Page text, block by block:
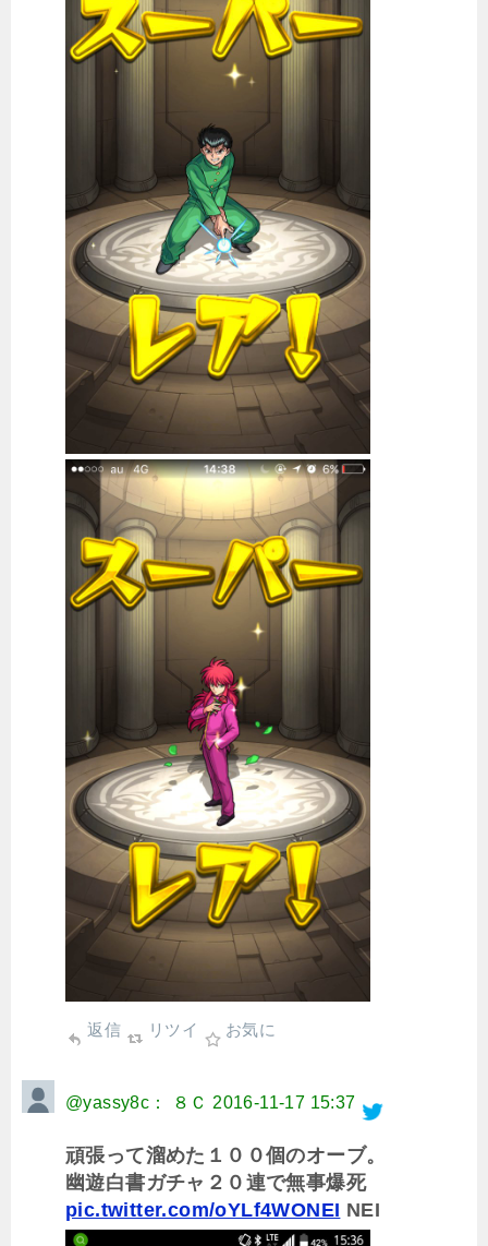
返信 リツイ お気に
@yassy8c： ８Ｃ 2016-11-17 15:37
頑張って溜めた１００個のオーブ。
幽遊白書ガチャ２０連で無事爆死
pic.twitter.com/oYLf4WONEI NEI